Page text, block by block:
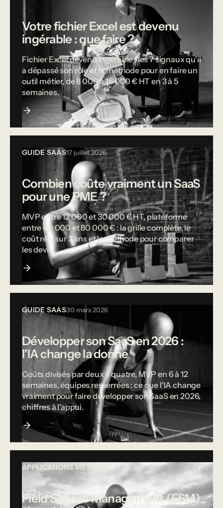
Votre fichier Excel est devenu
ingérable : que faire ?
Fichier Excel devenu ingérable : les 7 signaux qu'il
a dépassé son rôle et la méthode pour en faire un
outil métier, de 8 000 à 15 000 € HT en 3 à 5
semaines.
GUIDE SAAS17 juillet 2026
Combien coûte vraiment un SaaS
pour une PME ?
MVP entre 12 000 et 30 000 € HT, plateforme
entre 40 000 et 80 000 € : la grille complète, le
coût réel sur 3 ans et la méthode pour comparer
les devis.
GUIDE SAAS30 mars 2026
Développer son SaaS en 2026 :
l'IA change la donne
Coûts divisés par deux à quatre, MVP en 6 à 12
semaines, équipes resserrées : ce que l'IA change
vraiment pour faire développer son SaaS en 2026,
chiffres à l'appui.
APPLICATIONS MÉTIER 12 mai 2025
Field Service Management (FSM)